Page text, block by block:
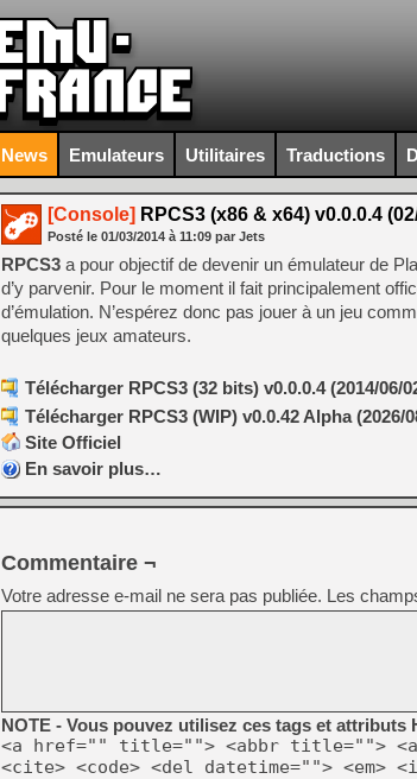
News Emulateurs Utilitaires Traductions
[Console] RPCS3 (x86 & x64) v0.0.0.4
Posté le 01/03/2014 à 11:09 par Jets
RPCS3 a pour objectif de devenir un émulateur de
d’y parvenir. Pour le moment il fait principalement
d’émulation. N’espérez donc pas jouer à un jeu
quelques jeux amateurs.
Télécharger RPCS3 (32 bits) v0.0.0.4 (2014/06/
Télécharger RPCS3 (WIP) v0.0.42 Alpha (2026/
Site Officiel
En savoir plus…
Commentaire ¬
Votre adresse e-mail ne sera pas publiée. Les
NOTE - Vous pouvez utilisez ces tags et attributs
<a href="" title=""> <abbr title="">
<cite> <code> <del datetime=""> <em>